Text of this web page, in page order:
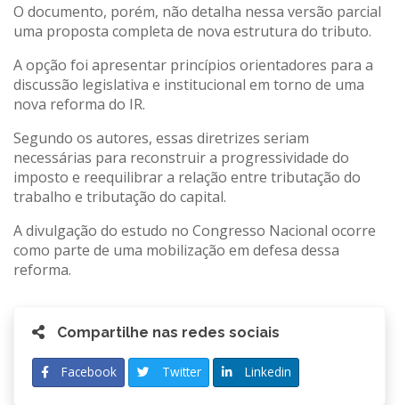
O documento, porém, não detalha nessa versão parcial
uma proposta completa de nova estrutura do tributo.
A opção foi apresentar princípios orientadores para a
discussão legislativa e institucional em torno de uma
nova reforma do IR.
Segundo os autores, essas diretrizes seriam
necessárias para reconstruir a progressividade do
imposto e reequilibrar a relação entre tributação do
trabalho e tributação do capital.
A divulgação do estudo no Congresso Nacional ocorre
como parte de uma mobilização em defesa dessa
reforma.
Compartilhe nas redes sociais
Facebook Twitter Linkedin